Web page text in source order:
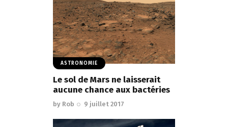
ASTRONOMIE
Le sol de Mars ne laisserait
aucune chance aux bactéries
by Rob 9 juillet 2017